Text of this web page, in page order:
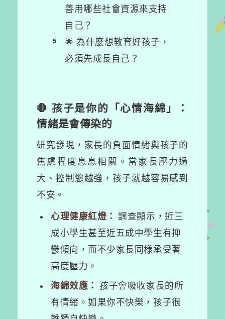
善用哪些社會資源來支持
自己？
🌟為什麼想教育好孩子，
必須先成長自己？
🛑 孩子是你的「心情海綿」：
情緒是會傳染的
研究發現，家長的負面情緒與孩子的
焦慮程度息息相關。當家長壓力過
大、控制慾越強，孩子就越容易感到
不安。
心理健康紅燈： 調查顯示，近三
成小學生甚至近五成中學生有抑
鬱傾向，而不少家長同樣承受著
高度壓力。
海綿效應： 孩子會吸收家長的所
有情緒。如果你不快樂，孩子很